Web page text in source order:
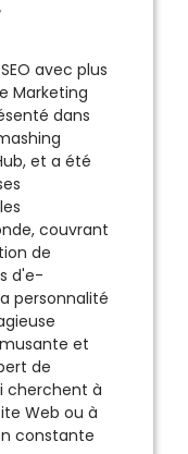
avec plus
Marketing
dans
et a été
couvrant
de
d'e-
personnalité
et
de
cherchent à
Web ou à
constante